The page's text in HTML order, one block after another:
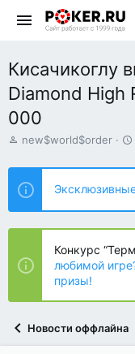
Кисачикоглу
Diamond High
000
А
т
о
р
т
е
ы
new$world$order
Конкурс
любимой
призы!
Новости оффлайна